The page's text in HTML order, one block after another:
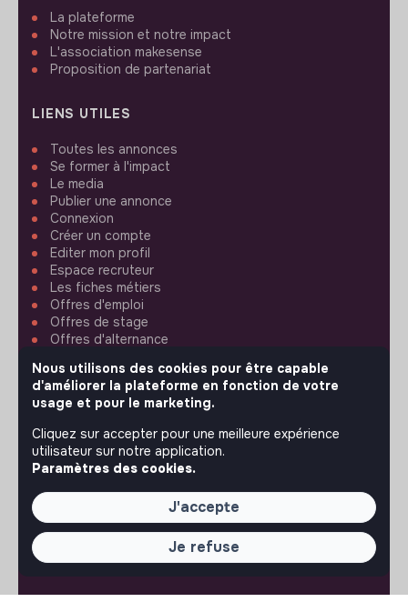
La plateforme
Notre mission et notre impact
L'association makesense
Proposition de partenariat
LIENS UTILES
Toutes les annonces
Se former à l'impact
Le media
Publier une annonce
Connexion
Créer un compte
Editer mon profil
Espace recruteur
Les fiches métiers
Offres d'emploi
Offres de stage
Offres d'alternance
ASSISTANCE
FAQ
Conditions d'utilisation
RÉGLAGES
Langues ou régions
Paramètres des cookies
Nous utilisons des cookies pour être capable
d'améliorer la plateforme en fonction de votre
usage et pour le marketing.
Cliquez sur accepter pour une meilleure expérience
utilisateur sur notre application.
Paramètres des cookies.
J'accepte
Je refuse